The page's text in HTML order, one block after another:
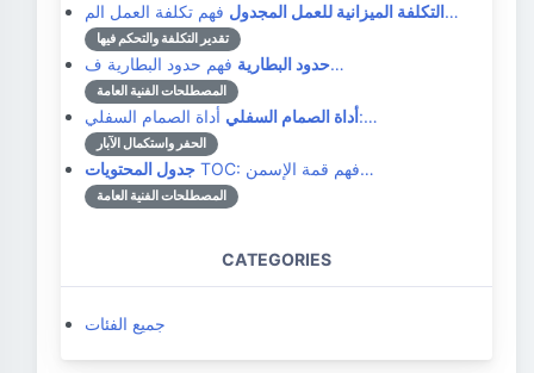
التكلفة الميزانية للعمل المجدولفهم تكلفة العمل الم…
تقدير التكلفة والتحكم فيها
حدود البطاريةفهم حدود البطارية ف…
المصطلحات الفنية العامة
أداة الصمام السفليأداة الصمام السفلي:…
الحفر واستكمال الآبار
جدول المحتويات TOC: فهم قمة الإسمن…
المصطلحات الفنية العامة
CATEGORIES
جميع الفئات